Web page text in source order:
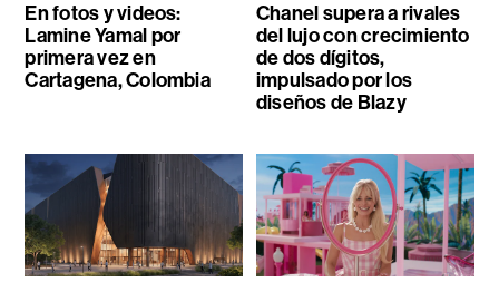
En fotos y videos:
Lamine Yamal por
primera vez en
Cartagena, Colombia
Chanel supera a rivales
del lujo con crecimiento
de dos dígitos,
impulsado por los
diseños de Blazy